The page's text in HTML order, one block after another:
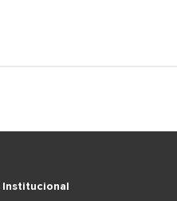
Institucional